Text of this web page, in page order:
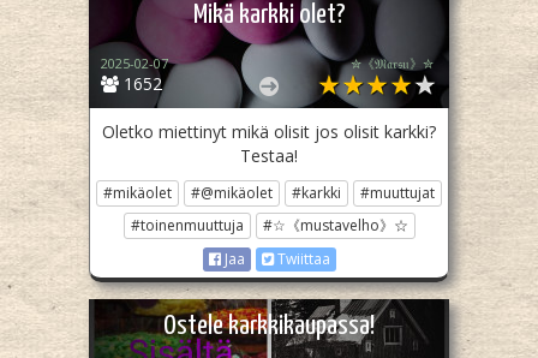
Mikä karkki olet?
1652
2025-02-07 ✮《𝔐𝔞𝔯𝔰𝔲》✮
Oletko miettinyt mikä olisit jos olisit karkki?
Testaa!
#mikäolet #@mikäolet #karkki
#muuttujat
#toinenmuuttuja
#☆《mustavelho》☆
Jaa
Twiittaa
Ostele karkkikaupassa!